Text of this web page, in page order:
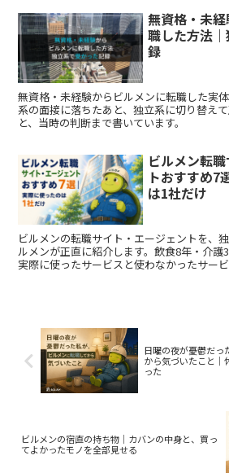
無資格・未
職した方法
録
無資格・未経験からビルメンに転職した実
系の面接に落ちたあと、独立系に切り替え
と、当時の判断まで書いています。
ビルメン転
トおすすめ7
は1社だけ
ビルメンの転職サイト・エージェントを、
ルメンが正直に紹介します。飲食8年・介護
実際に使ったサービスと使わなかったサー
日曜の夜が憂鬱だっ
から気づいたこと｜
った
ビルメンの宿直の持ち物｜カバンの中身と、買っ
てよかったモノを全部見せる